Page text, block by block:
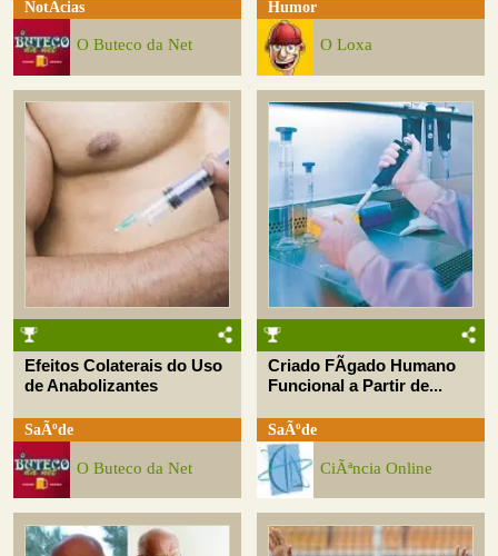
NotÃ­cias
O Buteco da Net
Humor
O Loxa
Efeitos Colaterais do Uso
de Anabolizantes
SaÃºde
O Buteco da Net
Criado FÃ­gado Humano
Funcional a Partir de...
SaÃºde
CiÃªncia Online